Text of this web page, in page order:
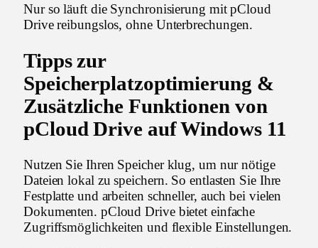
Nur so läuft die Synchronisierung mit pCloud
Drive reibungslos, ohne Unterbrechungen.
Tipps zur
Speicherplatzoptimierung &
Zusätzliche Funktionen von
pCloud Drive auf Windows 11
Nutzen Sie Ihren Speicher klug, um nur nötige
Dateien lokal zu speichern. So entlasten Sie Ihre
Festplatte und arbeiten schneller, auch bei vielen
Dokumenten. pCloud Drive bietet einfache
Zugriffsmöglichkeiten und flexible Einstellungen.